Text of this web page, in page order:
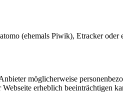
(ehemals Piwik), Etracker oder
möglicherweise
erheblich beeinträchtigen